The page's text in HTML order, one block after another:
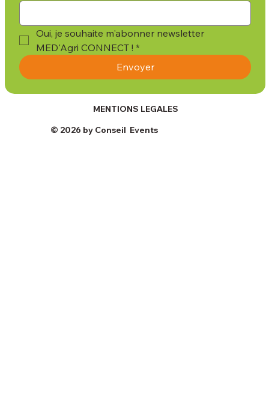
MENTIONS LEGALES
© 2026 by Conseil Events
Oui, je souhaite m'abonner newsletter
MED'Agri CONNECT ! *
Envoyer